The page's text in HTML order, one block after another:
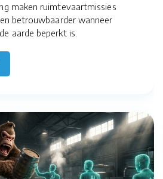
maken ruimtevaartmissies
betrouwbaarder wanneer
aarde beperkt is.